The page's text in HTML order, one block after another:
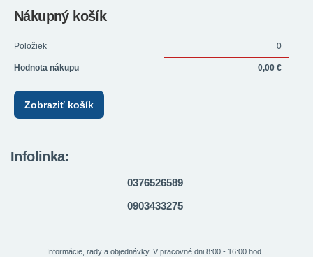
Nákupný košík
Položiek 0
Hodnota nákupu 0,00 €
Zobraziť košík
Infolinka:
0376526589
0903433275
Informácie, rady a objednávky. V pracovné dni 8:00 - 16:00 hod.